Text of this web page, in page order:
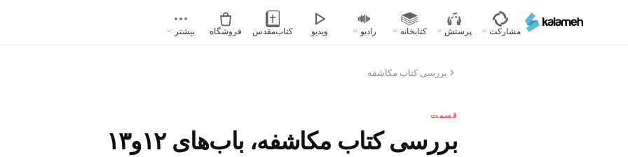
محتوای
مشارکت پرستش کتابخانه رادیو ویدیو کتاب‌مقدس فروشگاه بیشتر
بررسی کتاب مکاشفه
قسمت
بررسی کتاب مکاشفه، باب‌های ۱۲و۱۳